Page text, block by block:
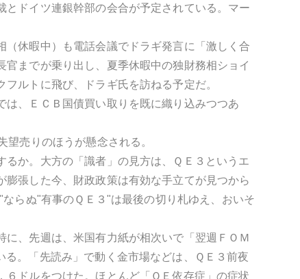
ドイツ連銀幹部の会合が予定されている。マー
休暇中）も電話会議でドラギ発言に「激しく合
までが乗り出し、夏季休暇中の独財務相ショイ
ルトに飛び、ドラギ氏を訪ねる予定だ。
、ＥＣＢ国債買い取りを既に織り込みつつあ
売りのほうが懸念される。
か。大方の「識者」の見方は、ＱＥ３というエ
張した今、財政政策は有効な手立てが見つから
らぬ"有事のＱＥ３"は最後の切り札ゆえ、おいそ
、先週は、米国有力紙が相次いで「翌週ＦＯＭ
。「先読み」で動く金市場などは、ＱＥ３前夜
ドルをつけた。ほとんど「ＱＥ依存症」の症状